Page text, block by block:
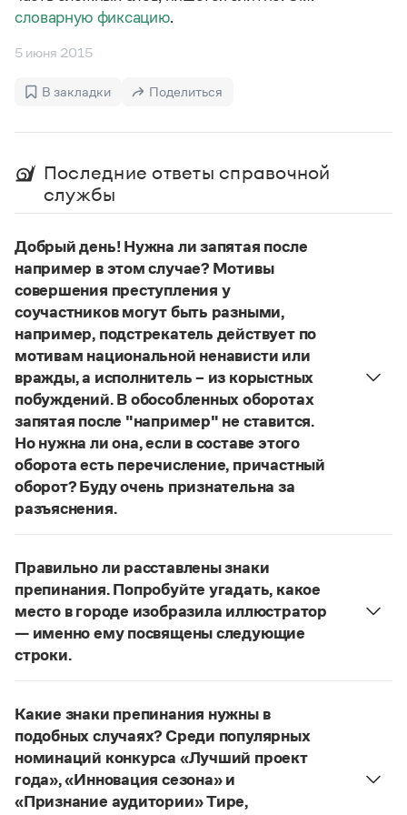
Словари русского языка как государственного
Справочники
для школьников
Письмовник
Справочник по пунктуации
Словарь-справочник трудностей
Азбучные истины
Словарь-справочник непростые слова
Все справочники портала
Журнал
Новости и события
Статьи
Монологи
Интервью
Лекции и подкасты
Рекомендуем
Учебник Грамоты
Правила русского языка: от азов до тонкостей
Интерактивные упражнения: от простого к сложному
Скороговорки
Издательство
Словари
Научпоп
Учебники и справочники
Все книги
Управление в русском языке
Словарь русских имён
Словарь методических терминов
Правила русской орфографии и пунктуации
(1956)
словарную фиксацию.
5 июня 2015
В закладки Поделиться
Последние ответы справочной
службы
Добрый день! Нужна ли запятая после
например в этом случае? Мотивы
совершения преступления у
соучастников могут быть разными,
например, подстрекатель действует по
мотивам национальной ненависти или
вражды, а исполнитель – из корыстных
побуждений. В обособленных оборотах
запятая после "например" не ставится.
Но нужна ли она, если в составе этого
оборота есть перечисление, причастный
оборот? Буду очень признательна за
разъяснения.
В § 94«Правил русской орфографии и пунктуации»
слова и сочетания слов, стоящие на границе
частей сложного предложения и относящиеся к
следующему за ними предложению,
не отделяются от него запятой:Послышался
резкий стук, должно быть сорвалась ставня
По этому правилу запятая посленапример
не нужна:Мотивы совершения преступления у
соучастников могут быть разными, например
подстрекатель действует по мотивам
национальной ненависти или вражды,
а исполнитель — из корыстных побуждений
Правильно ли расставлены знаки
препинания. Попробуйте угадать, какое
место в городе изобразила иллюстратор
— именно ему посвящены следующие
строки.
Нужно закрыть запятой придаточную часть:
изобразила иллюстратор, — именно ему
посвящены следующие строки.
Страница ответа
Какие знаки препинания нужны в
подобных случаях? Среди популярных
номинаций конкурса «Лучший проект
года», «Инновация сезона» и
«Признание аудитории» Тире,